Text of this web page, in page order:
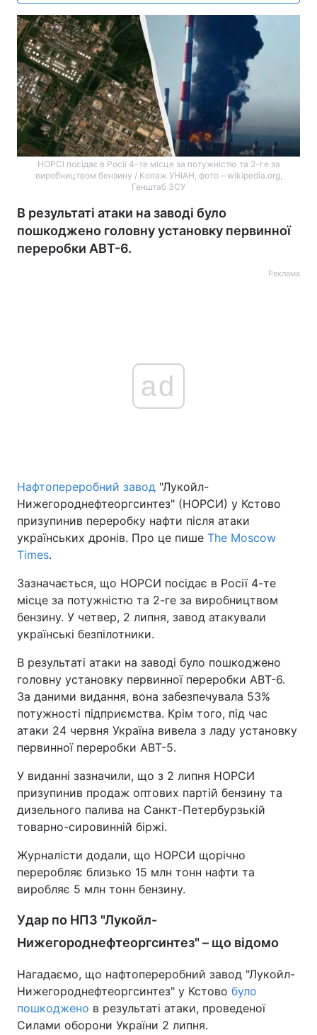
НОРСІ посідає в Росії 4-те місце за потужністю та 2-ге за
виробництвом бензину / Колаж УНІАН, фото – wikipedia.org,
Генштаб ЗСУ
В результаті атаки на заводі було
пошкоджено головну установку первинної
переробки АВТ-6.
Реклама
ad
Нафтопереробний завод "Лукойл-
Нижегороднефтеоргсинтез" (НОРСИ) у Кстово
призупинив переробку нафти після атаки
українських дронів. Про це пише The Moscow
Times.
Зазначається, що НОРСИ посідає в Росії 4-те
місце за потужністю та 2-ге за виробництвом
бензину. У четвер, 2 липня, завод атакували
українські безпілотники.
В результаті атаки на заводі було пошкоджено
головну установку первинної переробки АВТ-6.
За даними видання, вона забезпечувала 53%
потужності підприємства. Крім того, під час
атаки 24 червня Україна вивела з ладу установку
первинної переробки АВТ-5.
У виданні зазначили, що з 2 липня НОРСИ
призупинив продаж оптових партій бензину та
дизельного палива на Санкт-Петербурзькій
товарно-сировинній біржі.
Журналісти додали, що НОРСИ щорічно
переробляє близько 15 млн тонн нафти та
виробляє 5 млн тонн бензину.
Удар по НПЗ "Лукойл-
Нижегороднефтеоргсинтез" – що відомо
Нагадаємо, що нафтопереробний завод "Лукойл-
Нижегороднефтеоргсинтез" у Кстово було
пошкоджено в результаті атаки, проведеної
Силами оборони України 2 липня.